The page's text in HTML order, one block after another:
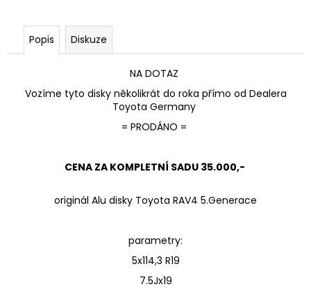
Popis Diskuze
NA DOTAZ
Vozíme tyto disky několikrát do roka přímo od Dealera
Toyota Germany
= PRODÁNO =
CENA ZA KOMPLETNÍ SADU 35.000,-
originál Alu disky Toyota RAV4 5.Generace
parametry:
5x114,3 R19
7.5Jx19